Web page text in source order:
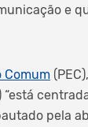
e
Comum
pela